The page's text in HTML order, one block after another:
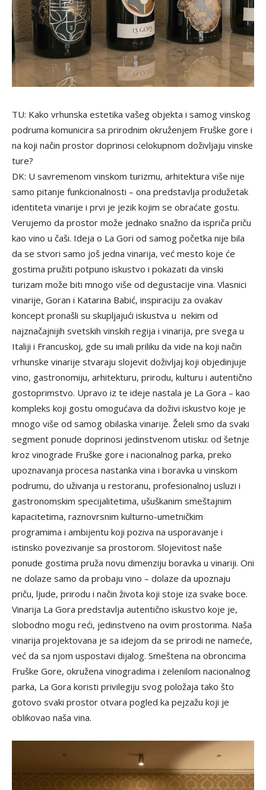
TU: Kako vrhunska estetika vašeg objekta i samog vinskog
podruma komunicira sa prirodnim okruženjem Fruške gore i
na koji način prostor doprinosi celokupnom doživljaju vinske
ture?
DK: U savremenom vinskom turizmu, arhitektura više nije
samo pitanje funkcionalnosti – ona predstavlja produžetak
identiteta vinarije i prvi je jezik kojim se obraćate gostu.
Verujemo da prostor može jednako snažno da ispriča priču
kao vino u čaši. Ideja o La Gori od samog početka nije bila
da se stvori samo još jedna vinarija, već mesto koje će
gostima pružiti potpuno iskustvo i pokazati da vinski
turizam može biti mnogo više od degustacije vina. Vlasnici
vinarije, Goran i Katarina Babić, inspiraciju za ovakav
koncept pronašli su skupljajući iskustva u nekim od
najznačajnijih svetskih vinskih regija i vinarija, pre svega u
Italiji i Francuskoj, gde su imali priliku da vide na koji način
vrhunske vinarije stvaraju slojevit doživljaj koji objedinjuje
vino, gastronomiju, arhitekturu, prirodu, kulturu i autentično
gostoprimstvo. Upravo iz te ideje nastala je La Gora – kao
kompleks koji gostu omogućava da doživi iskustvo koje je
mnogo više od samog obilaska vinarije. Želeli smo da svaki
segment ponude doprinosi jedinstvenom utisku: od šetnje
kroz vinograde Fruške gore i nacionalnog parka, preko
upoznavanja procesa nastanka vina i boravka u vinskom
podrumu, do uživanja u restoranu, profesionalnoj usluzi i
gastronomskim specijalitetima, ušuškanim smeštajnim
kapacitetima, raznovrsnim kulturno-umetničkim
programima i ambijentu koji poziva na usporavanje i
istinsko povezivanje sa prostorom. Slojevitost naše
ponude gostima pruža novu dimenziju boravka u vinariji. Oni
ne dolaze samo da probaju vino – dolaze da upoznaju
priču, ljude, prirodu i način života koji stoje iza svake boce.
Vinarija La Gora predstavlja autentično iskustvo koje je,
slobodno mogu reći, jedinstveno na ovim prostorima. Naša
vinarija projektovana je sa idejom da se prirodi ne nameće,
već da sa njom uspostavi dijalog. Smeštena na obroncima
Fruške Gore, okružena vinogradima i zelenilom nacionalnog
parka, La Gora koristi privilegiju svog položaja tako što
gotovo svaki prostor otvara pogled ka pejzažu koji je
oblikovao naša vina.